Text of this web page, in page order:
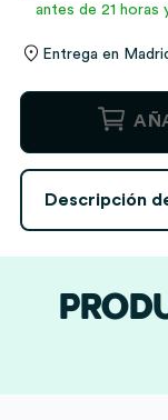
antes de 21 horas
Entrega en
Botella
Materiales
con
personalizada
cantidad
Descripción